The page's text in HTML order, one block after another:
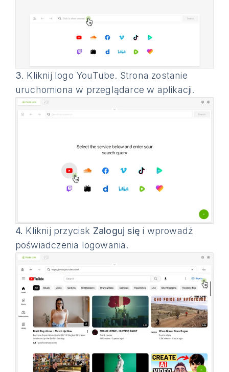
3. Kliknij logo YouTube. Strona zostanie
uruchomiona w przeglądarce w aplikacji.
4. Kliknij przycisk Zaloguj się i wprowadź
poświadczenia logowania.